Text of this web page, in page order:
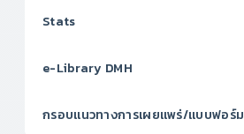
Stats
e-Library DMH
กรอบแนวทางการเผยแพร่/แบบฟอร์ม